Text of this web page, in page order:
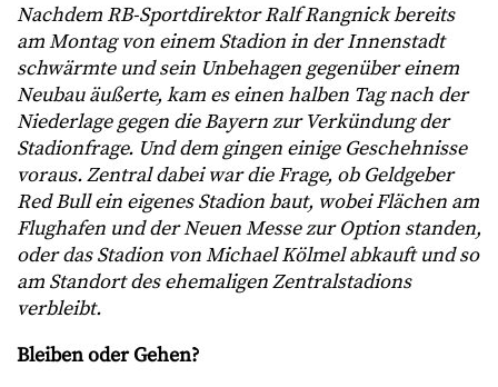
Nachdem RB-Sportdirektor Ralf Rangnick bereits
am Montag von einem Stadion in der Innenstadt
schwärmte und sein Unbehagen gegenüber einem
Neubau äußerte, kam es einen halben Tag nach der
Niederlage gegen die Bayern zur Verkündung der
Stadionfrage. Und dem gingen einige Geschehnisse
voraus. Zentral dabei war die Frage, ob Geldgeber
Red Bull ein eigenes Stadion baut, wobei Flächen am
Flughafen und der Neuen Messe zur Option standen,
oder das Stadion von Michael Kölmel abkauft und so
am Standort des ehemaligen Zentralstadions
verbleibt.
Bleiben oder Gehen?